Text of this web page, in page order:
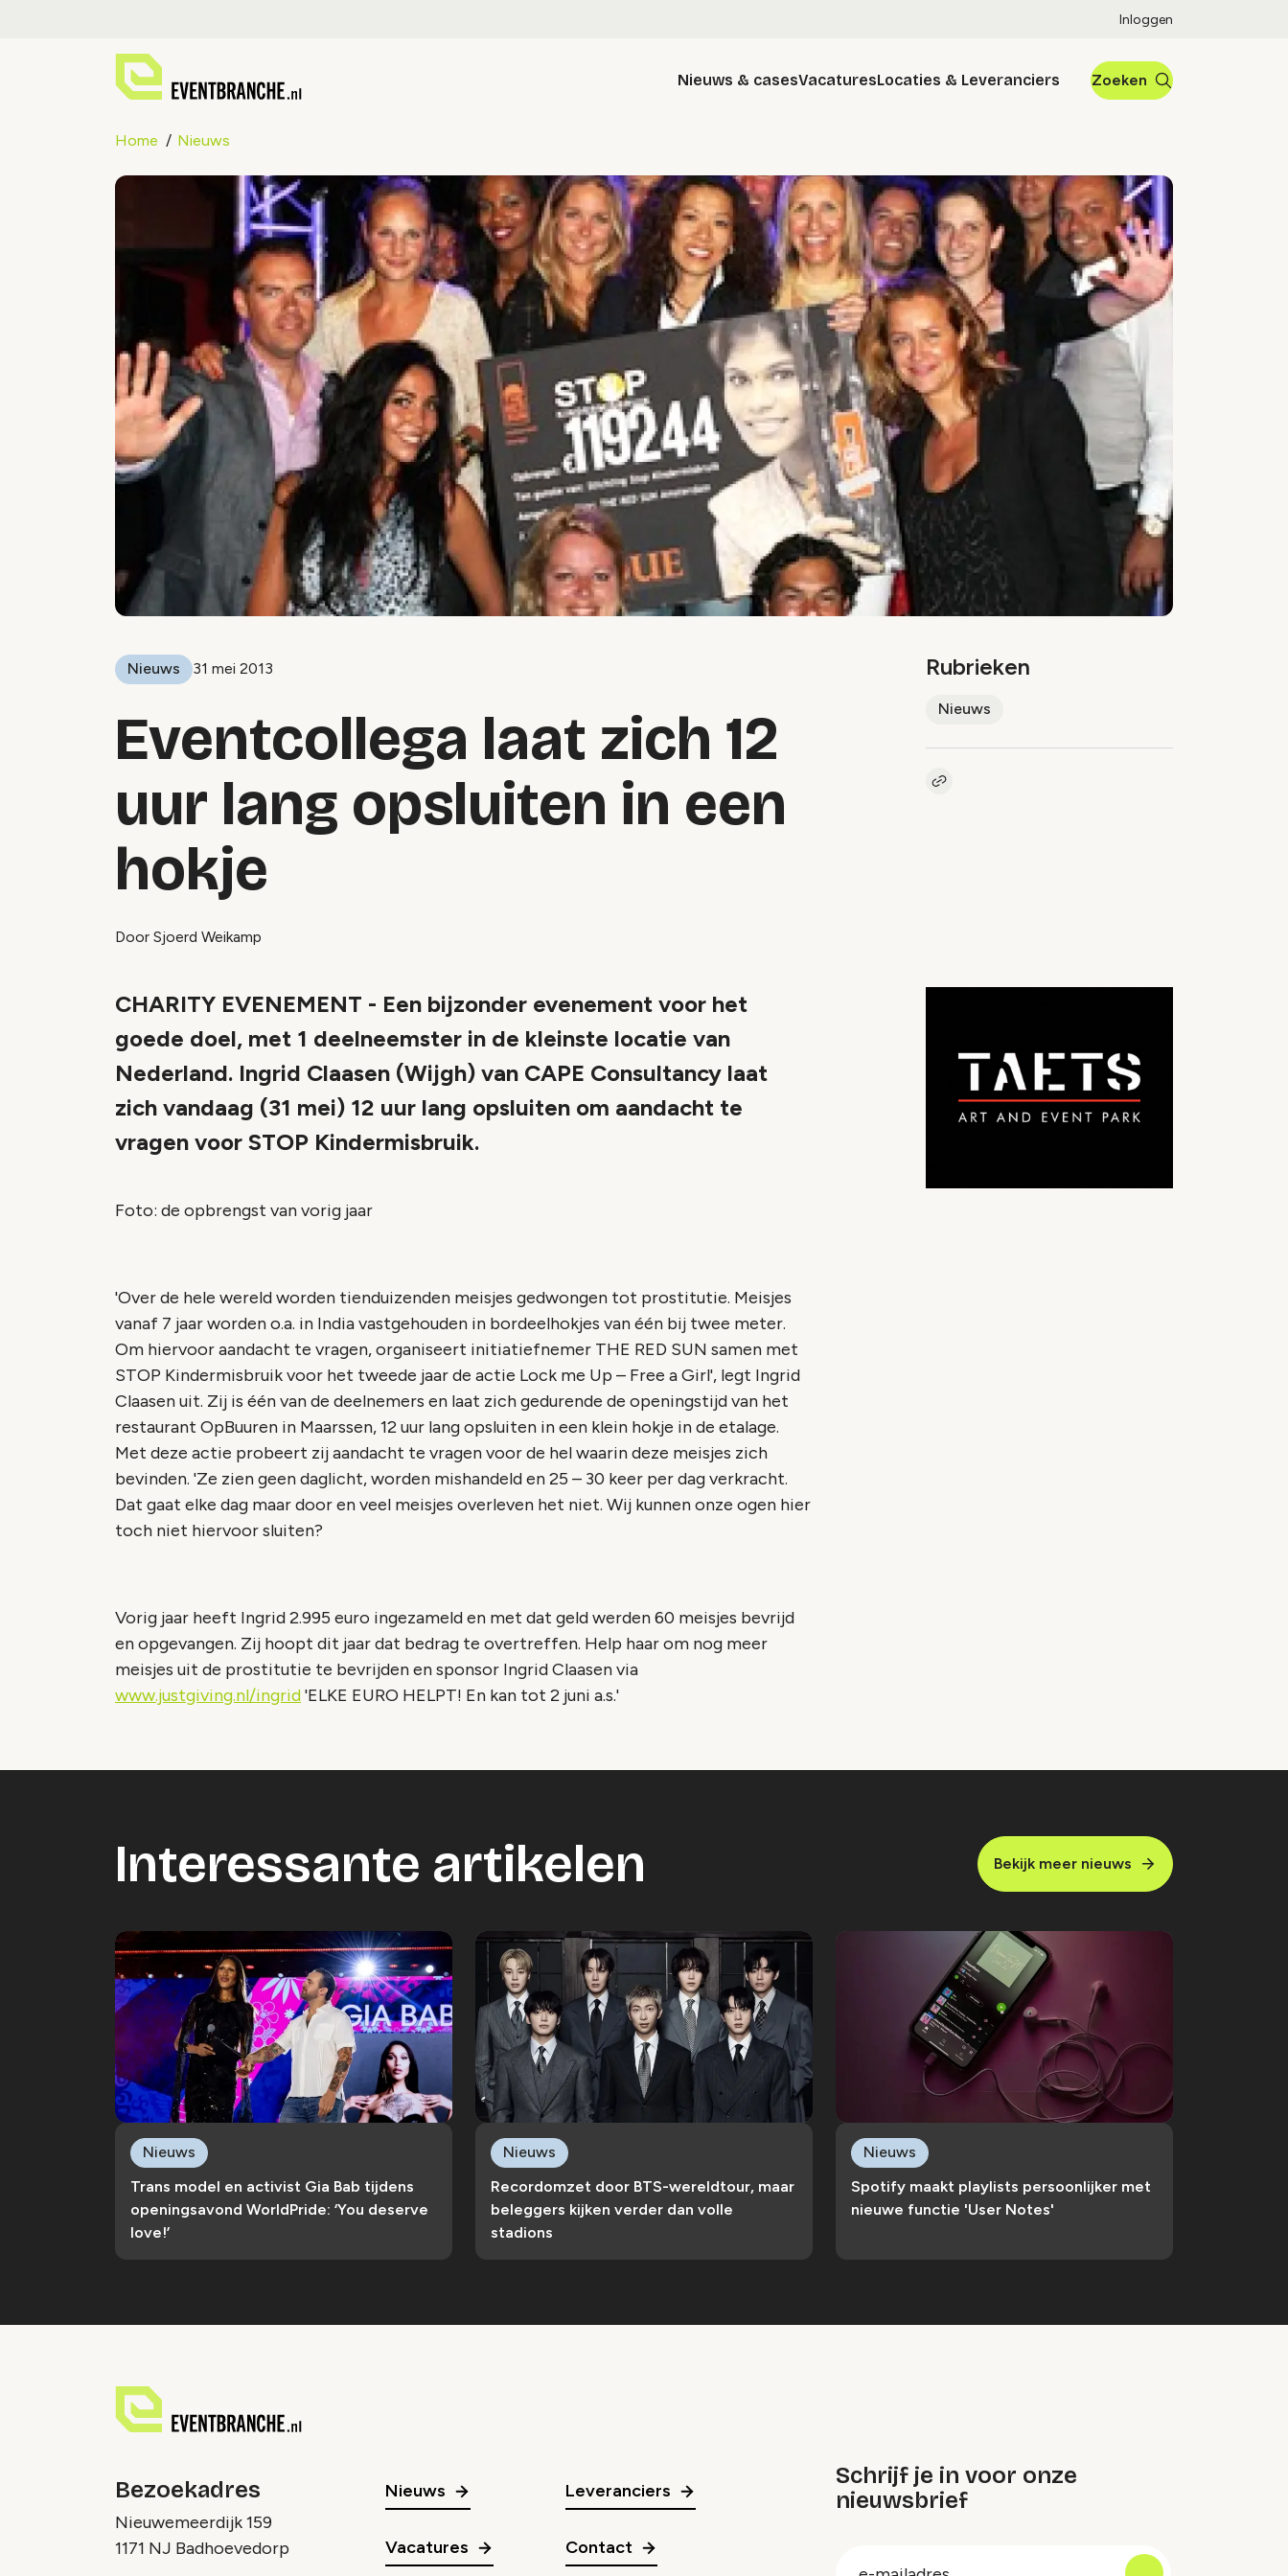
Inloggen
Nieuws & casesVacaturesLocaties & Leveranciers Zoeken
Home Nieuws
Nieuws 31 mei 2013
Eventcollega laat zich 12
uur lang opsluiten in een
hokje
Door Sjoerd Weikamp
Rubrieken
Nieuws
Kopieer link naar artikel
CHARITY EVENEMENT - Een bijzonder evenement voor het
goede doel, met 1 deelneemster in de kleinste locatie van
Nederland. Ingrid Claasen (Wijgh) van CAPE Consultancy laat
zich vandaag (31 mei) 12 uur lang opsluiten om aandacht te
vragen voor STOP Kindermisbruik.
Foto: de opbrengst van vorig jaar
'Over de hele wereld worden tienduizenden meisjes gedwongen tot prostitutie. Meisjes
vanaf 7 jaar worden o.a. in India vastgehouden in bordeelhokjes van één bij twee meter.
Om hiervoor aandacht te vragen, organiseert initiatiefnemer THE RED SUN samen met
STOP Kindermisbruik voor het tweede jaar de actie Lock me Up – Free a Girl', legt Ingrid
Claasen uit. Zij is één van de deelnemers en laat zich gedurende de openingstijd van het
restaurant OpBuuren in Maarssen, 12 uur lang opsluiten in een klein hokje in de etalage.
Met deze actie probeert zij aandacht te vragen voor de hel waarin deze meisjes zich
bevinden. 'Ze zien geen daglicht, worden mishandeld en 25 – 30 keer per dag verkracht.
Dat gaat elke dag maar door en veel meisjes overleven het niet. Wij kunnen onze ogen hier
toch niet hiervoor sluiten?
Vorig jaar heeft Ingrid 2.995 euro ingezameld en met dat geld werden 60 meisjes bevrijd
en opgevangen. Zij hoopt dit jaar dat bedrag te overtreffen. Help haar om nog meer
meisjes uit de prostitutie te bevrijden en sponsor Ingrid Claasen via
www.justgiving.nl/ingrid'ELKE EURO HELPT! En kan tot 2 juni a.s.'
Interessante artikelen Bekijk meer nieuws
Trans model en activist Gia Bab tijdens
openingsavond WorldPride: ‘You deserve
love!’
Nieuws
Recordomzet door BTS-wereldtour, maar
beleggers kijken verder dan volle
stadions
Nieuws
Spotify maakt playlists persoonlijker met
nieuwe functie 'User Notes'
Nieuws
Bezoekadres
Nieuwemeerdijk 159
1171 NJ Badhoevedorp
Nieuws
Vacatures
Leveranciers
Contact
Schrijf je in voor onze
nieuwsbrief